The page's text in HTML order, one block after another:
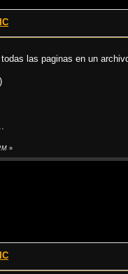
las paginas en un
»